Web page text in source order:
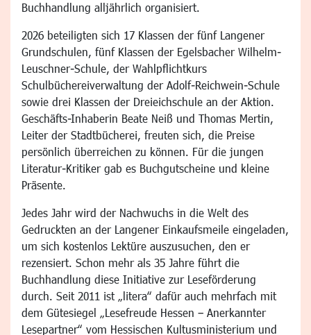
Buchhandlung alljährlich organisiert.
2026 beteiligten sich 17 Klassen der fünf Langener
Grundschulen, fünf Klassen der Egelsbacher Wilhelm-
Leuschner-Schule, der Wahlpflichtkurs
Schulbüchereiverwaltung der Adolf-Reichwein-Schule
sowie drei Klassen der Dreieichschule an der Aktion.
Geschäfts-Inhaberin Beate Neiß und Thomas Mertin,
Leiter der Stadtbücherei, freuten sich, die Preise
persönlich überreichen zu können. Für die jungen
Literatur-Kritiker gab es Buchgutscheine und kleine
Präsente.
Jedes Jahr wird der Nachwuchs in die Welt des
Gedruckten an der Langener Einkaufsmeile eingeladen,
um sich kostenlos Lektüre auszusuchen, den er
rezensiert. Schon mehr als 35 Jahre führt die
Buchhandlung diese Initiative zur Leseförderung
durch. Seit 2011 ist „litera“ dafür auch mehrfach mit
dem Gütesiegel „Lesefreude Hessen – Anerkannter
Lesepartner“ vom Hessischen Kultusministerium und